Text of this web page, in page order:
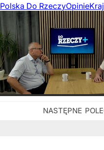
Polska Do RzeczyOpinieKraj